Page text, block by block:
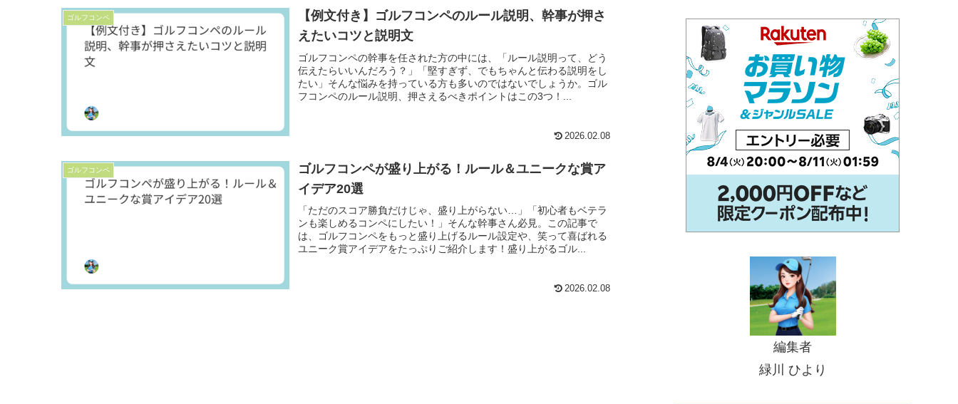
ゴルフコンペ
【例文付き】ゴルフコンペのルール説明、幹事が押さ
えたいコツと説明文
ゴルフコンペの幹事を任された方の中には、「ルール説明って、どう
伝えたらいいんだろう？」「堅すぎず、でもちゃんと伝わる説明をし
たい」そんな悩みを持っている方も多いのではないでしょうか。ゴル
フコンペのルール説明、押さえるべきポイントはこの3つ！...
2026.02.08
ゴルフコンペ
ゴルフコンペが盛り上がる！ルール＆ユニークな賞ア
イデア20選
「ただのスコア勝負だけじゃ、盛り上がらない…」「初心者もベテラ
ンも楽しめるコンペにしたい！」そんな幹事さん必見。この記事で
は、ゴルフコンペをもっと盛り上げるルール設定や、笑って喜ばれる
ユニーク賞アイデアをたっぷりご紹介します！盛り上がるゴル...
2026.02.08
編集者
緑川 ひより